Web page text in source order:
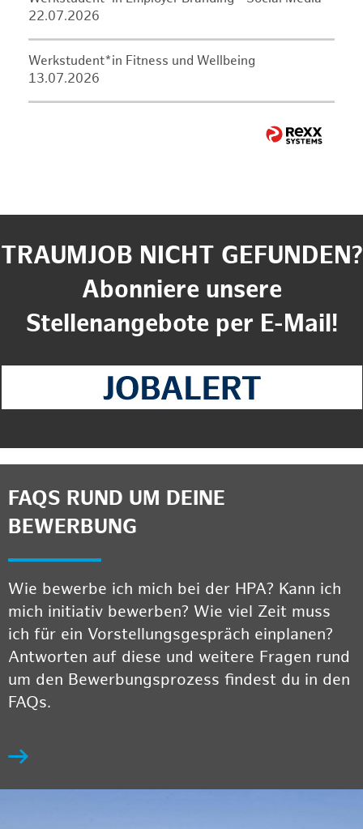
22.07.2026
Werkstudent*in Fitness und Wellbeing
13.07.2026
TRAUMJOB NICHT GEFUNDEN?
Abonniere unsere
Stellenangebote per E-Mail!
FAQS RUND UM DEINE
BEWERBUNG
Wie bewerbe ich mich bei der HPA? Kann ich
mich initiativ bewerben? Wie viel Zeit muss
ich für ein Vorstellungsgespräch einplanen?
Antworten auf diese und weitere Fragen rund
um den Bewerbungsprozess findest du in den
FAQs.